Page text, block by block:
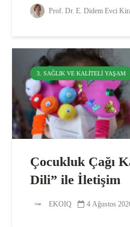
Prof. Dr. E. Didem Evci
3. SAĞLIK VE KALITELI YAŞAM
Çocukluk Çağı
Dili” ile İletişim
EKOIQ 4 Ağustos